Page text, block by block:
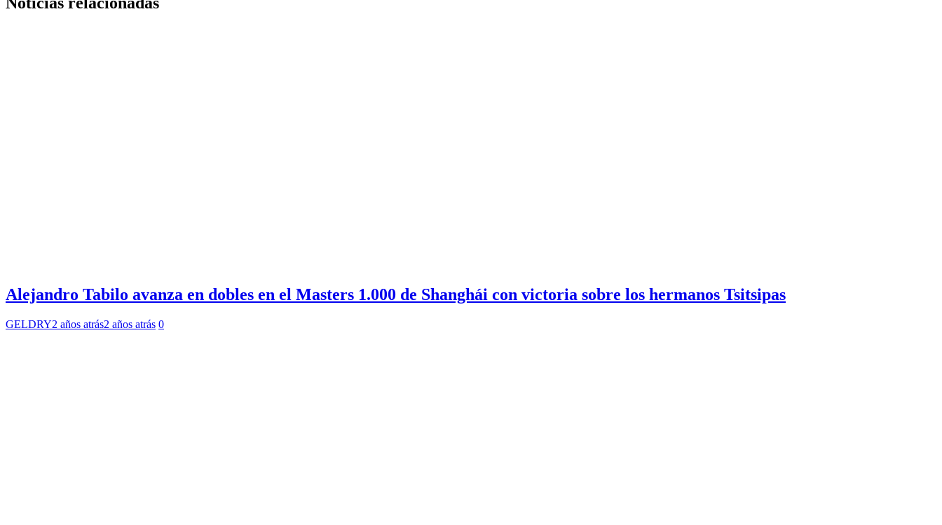
Alejandro Tabilo avanza en dobles en el Masters 1.000 de Shanghái con victoria sobre los hermanos Tsitsipas
GELDRY2 años atrás2 años atrás 0